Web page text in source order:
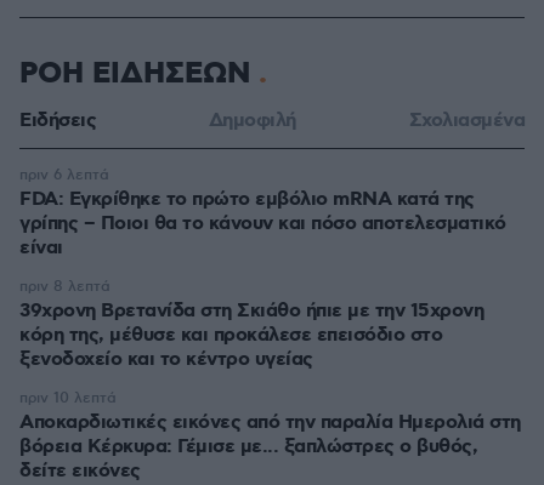
ΡΟΗ ΕΙΔΗΣΕΩΝ
Ειδήσεις Δημοφιλή Σχολιασμένα
FDA: Εγκρίθηκε το πρώτο εμβόλιο mRNA κατά της
γρίπης – Ποιοι θα το κάνουν και πόσο αποτελεσματικό
είναι
πριν 6 λεπτά
39χρονη Βρετανίδα στη Σκιάθο ήπιε με την 15χρονη
κόρη της, μέθυσε και προκάλεσε επεισόδιο στο
ξενοδοχείο και το κέντρο υγείας
πριν 8 λεπτά
Αποκαρδιωτικές εικόνες από την παραλία Ημερολιά στη
βόρεια Κέρκυρα: Γέμισε με... ξαπλώστρες ο βυθός,
δείτε εικόνες
πριν 10 λεπτά